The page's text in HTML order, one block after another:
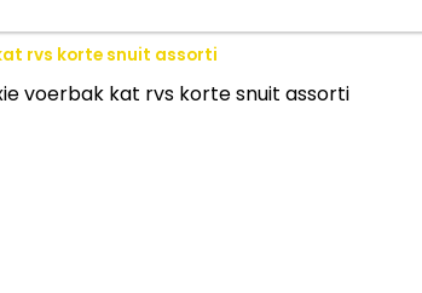
rvs korte snuit assorti